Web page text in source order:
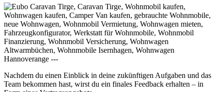
Nachdem du einen Einblick in deine zukünftigen Aufgaben und das
Team bekommen hast, wirst du ein finales Feedback erhalten – in